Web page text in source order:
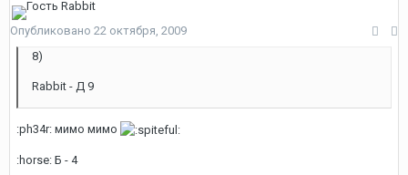
Опубликовано 22 октября, 2009
8)
Rabbit - Д 9
:ph34r: мимо мимо
:horse: Б - 4